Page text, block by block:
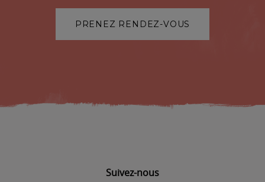
PRENEZ RENDEZ-VOUS
Suivez-nous